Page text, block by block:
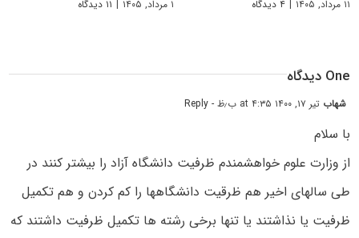
۱۱ مرداد, ۱۴۰۵ | ۴ دیدگاه ۱ مرداد, ۱۴۰۵ | ۱۱ دیدگاه
One دیدگاه
شهاب تیر ۱۷, ۱۴۰۰ at ۴:۳۵ ب٫ظ - Reply
با سلام
از وزارت علوم خواهشمندم ظرفیت دانشگاه آزاد را بیشتر کنند در
طی سالهای اخیر هم ظرقیت دانشگاهها را کم کردن و هم تکمیل
ظرفیت یا نذاشتند یا تنها برخی رشته ها تکمیل ظرفیت داشتند که